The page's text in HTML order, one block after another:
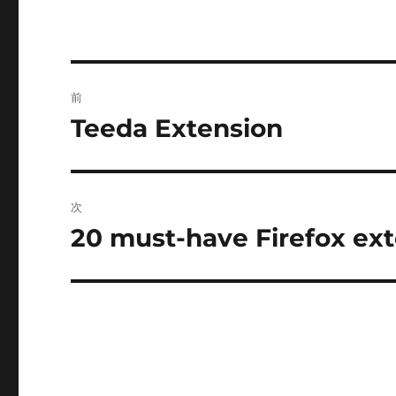
稿
ゲ
前
前
投
稿:
Teeda Extension
次
次
投
20 must-have Firefox